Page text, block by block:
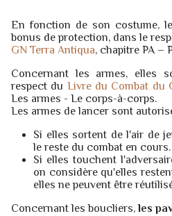
En fonction de son costume,
bonus de protection, dans le
GN Terra Antiqua, chapitre PA –
Concernant les armes, elles
respect du Livre du Combat du
Les armes - Le corps-à-corps.
Les armes de lancer sont
Si elles sortent de l'air de
le reste du combat en cours.
Si elles touchent
on considère qu'elles
elles ne peuvent être
Concernant les boucliers,les